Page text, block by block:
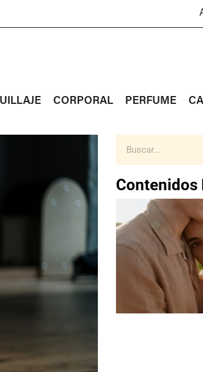
CORPORAL PERFUME
Contenidos